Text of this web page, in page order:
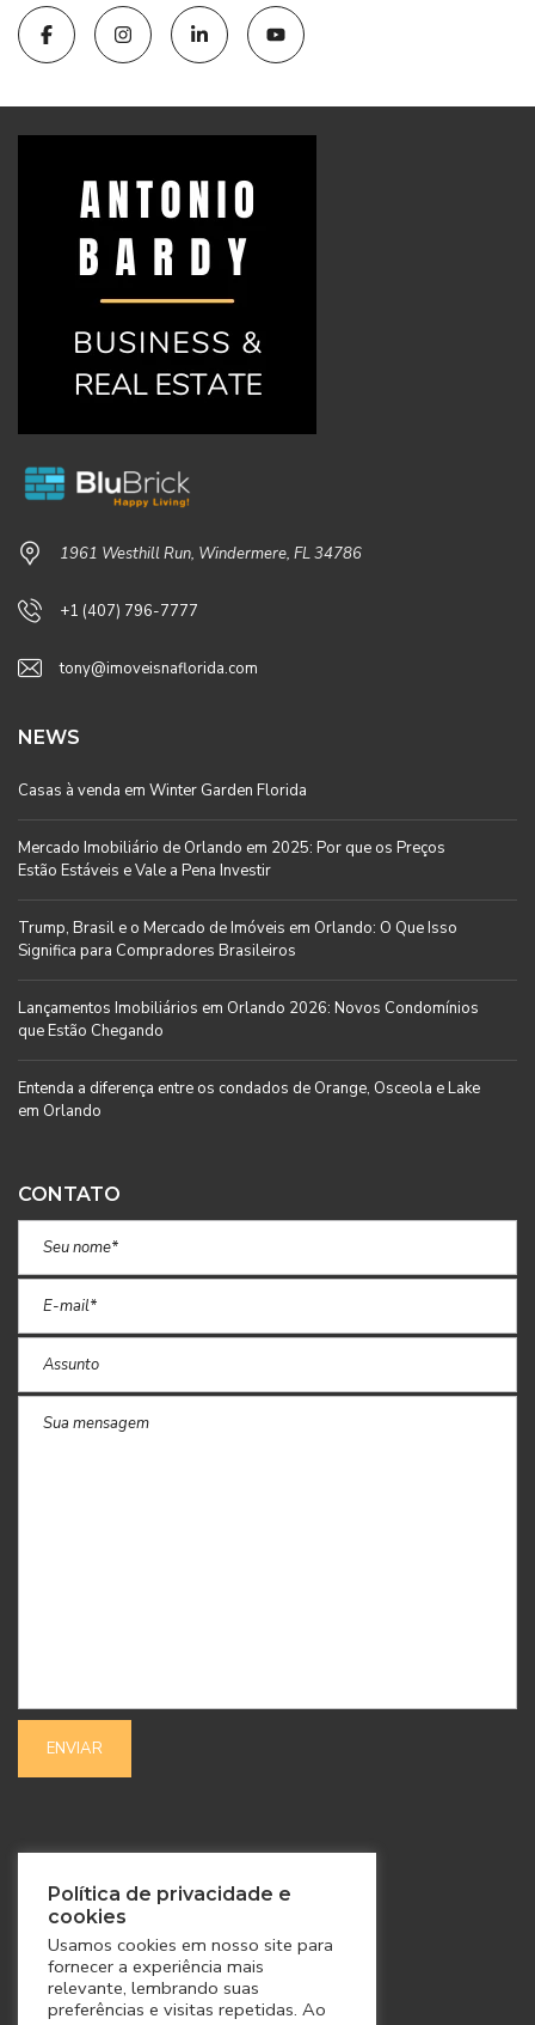
1961 Westhill Run, Windermere, FL 34786
+1 (407) 796-7777
tony@imoveisnaflorida.com
NEWS
Casas à venda em Winter Garden Florida
Mercado Imobiliário de Orlando em 2025: Por que os Preços
Estão Estáveis e Vale a Pena Investir
Trump, Brasil e o Mercado de Imóveis em Orlando: O Que Isso
Significa para Compradores Brasileiros
Lançamentos Imobiliários em Orlando 2026: Novos Condomínios
que Estão Chegando
Entenda a diferença entre os condados de Orange, Osceola e Lake
em Orlando
CONTATO
SIGA-NOS
Política de privacidade e
cookies
Usamos cookies em nosso site para
fornecer a experiência mais
relevante, lembrando suas
preferências e visitas repetidas. Ao